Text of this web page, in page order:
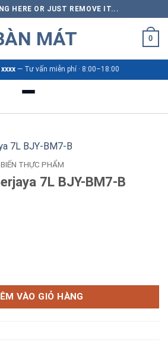
HERE OR JUST REMOVE IT...
MÁT 0
— Tư vấn miễn phí · 8:00–18:00
THỰC PHẨM
7L BJY-BM7-B
BJY-BM7-B số lượng
VÀO GIỎ HÀNG